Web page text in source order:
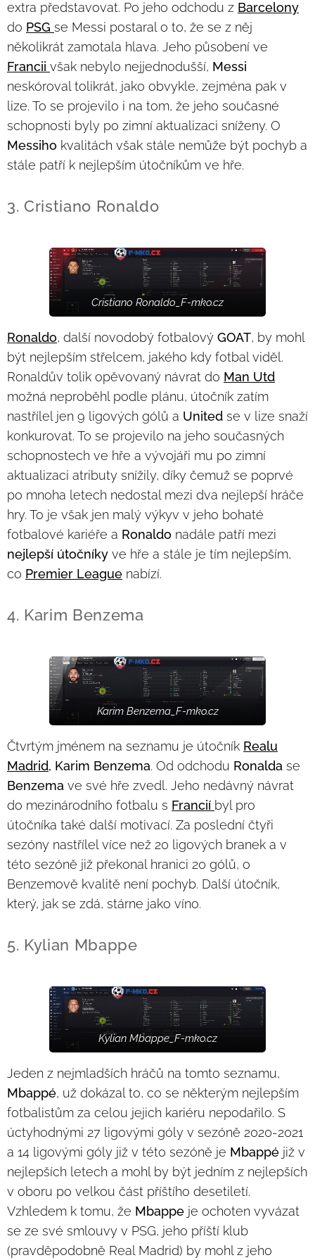
extra představovat. Po jeho odchodu z Barcelony
do PSG se Messi postaral o to, že se z něj
několikrát zamotala hlava. Jeho působení ve
Francii však nebylo nejjednodušší, Messi
neskóroval tolikrát, jako obvykle, zejména pak v
lize. To se projevilo i na tom, že jeho současné
schopnosti byly po zimní aktualizaci sníženy. O
Messiho kvalitách však stále nemůže být pochyb a
stále patří k nejlepším útočníkům ve hře.
3. Cristiano Ronaldo
Cristiano Ronaldo_F-mko.cz
Ronaldo, další novodobý fotbalový GOAT, by mohl
být nejlepším střelcem, jakého kdy fotbal viděl.
Ronaldův tolik opěvovaný návrat do Man Utd
možná neproběhl podle plánu, útočník zatím
nastřílel jen 9 ligových gólů a United se v lize snaží
konkurovat. To se projevilo na jeho současných
schopnostech ve hře a vývojáři mu po zimní
aktualizaci atributy snížily, díky čemuž se poprvé
po mnoha letech nedostal mezi dva nejlepší hráče
hry. To je však jen malý výkyv v jeho bohaté
fotbalové kariéře a Ronaldo nadále patří mezi
nejlepší útočníky ve hře a stále je tím nejlepším,
co Premier League nabízí.
4. Karim Benzema
Karim Benzema_F-mko.cz
Čtvrtým jménem na seznamu je útočník Realu
Madrid, Karim Benzema. Od odchodu Ronalda se
Benzema ve své hře zvedl. Jeho nedávný návrat
do mezinárodního fotbalu s Francií byl pro
útočníka také další motivací. Za poslední čtyři
sezóny nastřílel více než 20 ligových branek a v
této sezóně již překonal hranici 20 gólů, o
Benzemově kvalitě není pochyb. Další útočník,
který, jak se zdá, stárne jako víno.
5. Kylian Mbappe
Kylian Mbappe_F-mko.cz
Jeden z nejmladších hráčů na tomto seznamu,
Mbappé, už dokázal to, co se některým nejlepším
fotbalistům za celou jejich kariéru nepodařilo. S
úctyhodnými 27 ligovými góly v sezóně 2020-2021
a 14 ligovými góly již v této sezóně je Mbappé již v
nejlepších letech a mohl by být jedním z nejlepších
v oboru po velkou část příštího desetiletí.
Vzhledem k tomu, že Mbappe je ochoten vyvázat
se ze své smlouvy v PSG, jeho příští klub
(pravděpodobně Real Madrid) by mohl z jeho